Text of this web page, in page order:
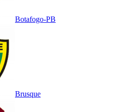
Botafogo-PB
Brusque